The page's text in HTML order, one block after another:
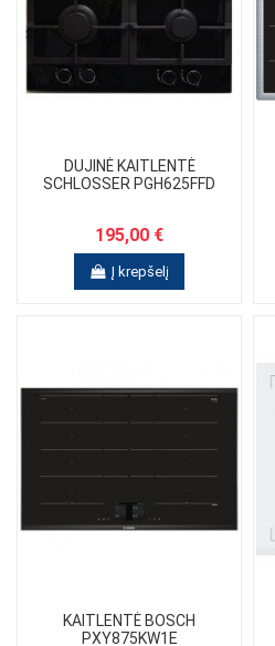
DUJINĖ KAITLENTĖ
SCHLOSSER PGH625FFD
195,00 €
Į krepšelį
KAITLENTĖ BOSCH
PXY875KW1E